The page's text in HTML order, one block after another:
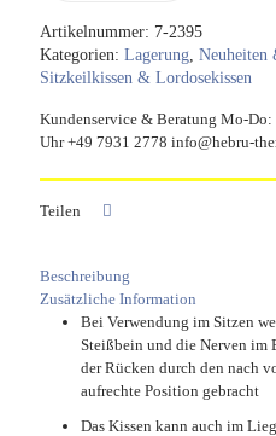
Menge
Artikelnummer: 7-2395
Kategorien: Lagerung, Neuheiten
Sitzkeilkissen & Lordosekissen
Kundenservice & Beratung Mo-
Uhr +49 7931 2778 info@hebru-
Teilen
Beschreibung
Zusätzliche Information
Bei Verwendung im Sitzen
Steißbein und die Nerven im
der Rücken durch den nach
aufrechte Position gebracht
Das Kissen kann auch im